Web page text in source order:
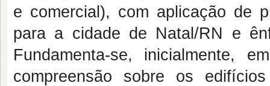
e comercial), com aplicação de
para a cidade de Natal/RN e
Fundamenta-se, inicialmente,
compreensão sobre os